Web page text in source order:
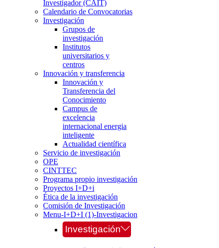
Investigador (CAIT)
Calendario de Convocatorias
Investigación
Grupos de
investigación
Institutos
universitarios y
centros
Innovación y transferencia
Innovación y
Transferencia del
Conocimiento
Campus de
excelencia
internacional energia
inteligente
Actualidad científica
Servicio de investigación
OPE
CINTTEC
Programa propio investigación
Proyectos I+D+i
Ética de la investigación
Comisión de Investigación
Menu-I+D+I (1)-Investigacion
Investigación